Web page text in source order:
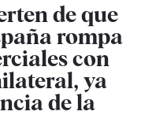
de que
rompa
con
ya
de la